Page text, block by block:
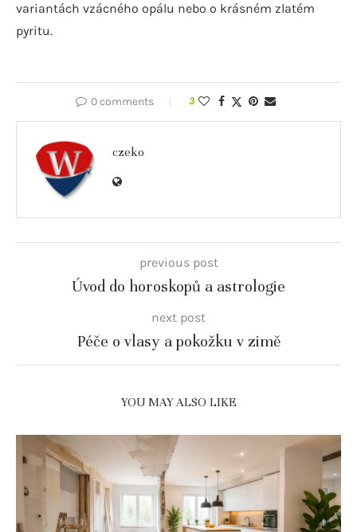
variantách vzácného opálu nebo o krásném zlatém
pyritu.
0 comments 3
czeko
previous post
Úvod do horoskopů a astrologie
next post
Péče o vlasy a pokožku v zimě
YOU MAY ALSO LIKE